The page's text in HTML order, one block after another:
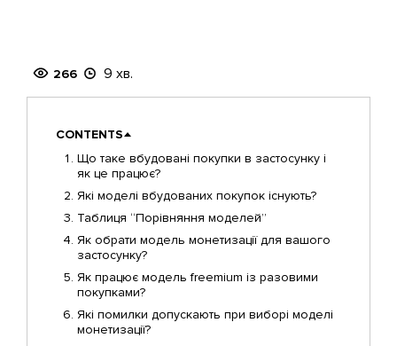
266 9 хв.
CONTENTS
Що таке вбудовані покупки в застосунку і
як це працює?
Які моделі вбудованих покупок існують?
Таблиця “Порівняння моделей”
Як обрати модель монетизації для вашого
застосунку?
Як працює модель freemium із разовими
покупками?
Які помилки допускають при виборі моделі
монетизації?